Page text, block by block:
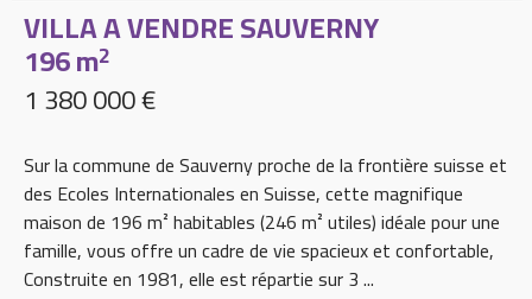
VILLA A VENDRESAUVERNY
196 m2
1 380 000 €
Sur la commune de Sauverny proche de la frontière suisse et
des Ecoles Internationales en Suisse, cette magnifique
maison de 196 m² habitables (246 m² utiles) idéale pour une
famille, vous offre un cadre de vie spacieux et confortable,
Construite en 1981, elle est répartie sur 3 ...